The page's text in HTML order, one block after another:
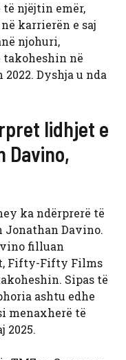
njëjtin emër,
karrierën e saj
njohuri,
takoheshin në
Dyshja u nda
lidhjet e
Davino,
ka ndërprerë të
Davino.
filluan
Fifty-Fifty Films
Sipas të
ashtu edhe
menaxherë të
2025.